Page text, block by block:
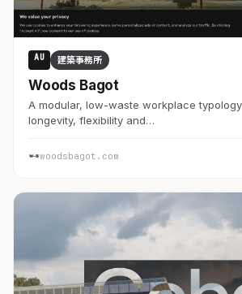
AU 建築事務所
Woods Bagot
A modular, low-waste workplace
longevity, flexibility and…
woodsbagot.com